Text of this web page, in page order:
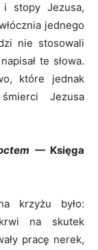
i stopy Jezusa,
jednego
nie stosowali
te słowa.
które jednak
Jezusa
— Księga
krzyżu było:
na skutek
pracę nerek,